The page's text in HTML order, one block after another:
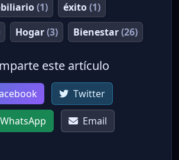
(1) éxito(1)
Hogar(3) Bienestar(26)
este artículo
Twitter
WhatsApp Email